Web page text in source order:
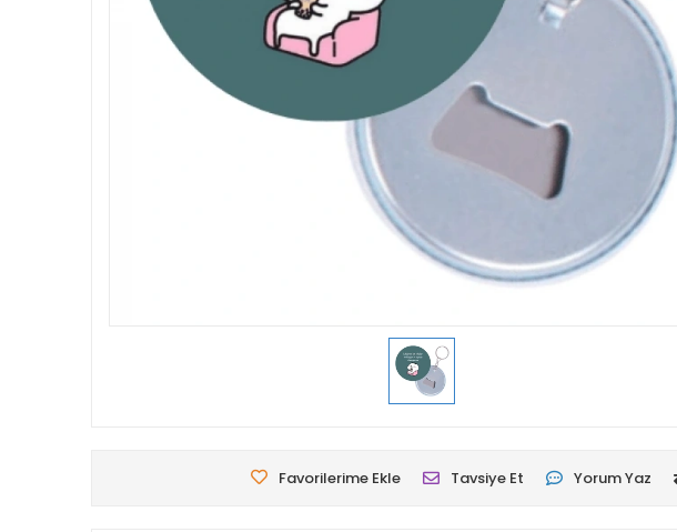
Favorilerime Ekle Tavsiye Et Yorum Yaz